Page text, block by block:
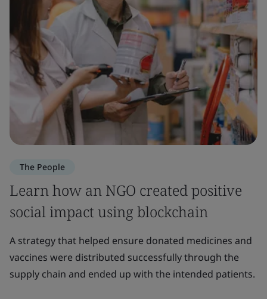
The People
Learn how an NGO created positive
social impact using blockchain
A strategy that helped ensure donated medicines and
vaccines were distributed successfully through the
supply chain and ended up with the intended patients.